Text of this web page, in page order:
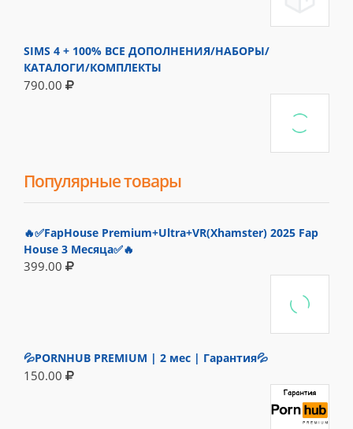
SIMS 4 + 100% ВСЕ ДОПОЛНЕНИЯ/НАБОРЫ/
КАТАЛОГИ/КОМПЛЕКТЫ
790.00
Популярные товары
🔥✅FapHouse Premium+Ultra+VR(Xhamster) 2025 Fap
House 3 Месяца✅🔥
399.00
💦PORNHUB PREMIUM | 2 мес | Гарантия💦
150.00